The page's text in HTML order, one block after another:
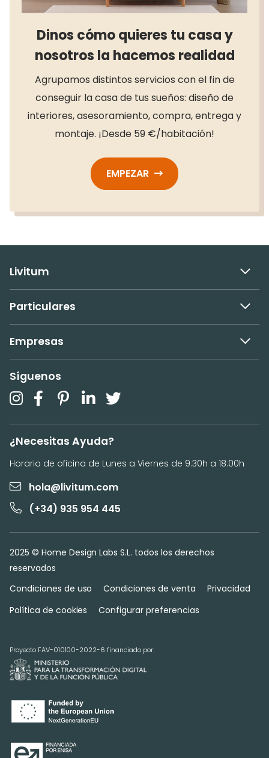
Dinos cómo quieres tu casa y
nosotros la hacemos realidad
Agrupamos distintos servicios con el fin de
conseguir la casa de tus sueños: diseño de
interiores, asesoramiento, compra, entrega y
montaje. ¡Desde 59 €/habitación!
EMPEZAR
Livitum
Particulares
Empresas
Síguenos
¿Necesitas Ayuda?
Horario de oficina de Lunes a Viernes de 9:30h a 18:00h
hola@livitum.com
(+34) 935 954 445
2025 © Home Design Labs S.L. todos los derechos
reservados
Condiciones de uso
Condiciones de venta
Privacidad
Política de cookies
Configurar preferencias
Proyecto FAV-010100-2022-6 financiado por: